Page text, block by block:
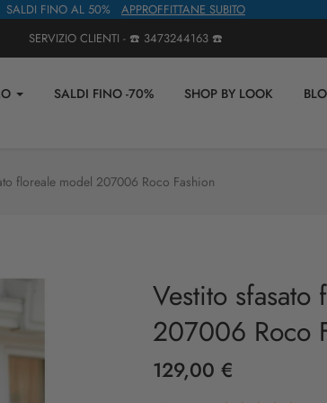
SALDI FINO AL 50% APPROFFITTANE SUBITO
SERVIZIO CLIENTI - ☎️ 3473244163 ☎️
SALDI FINO -70% SHOP BY LOOK
floreale model 207006 Roco Fashion
Vestito sfasato
207006 Roco
129,00 €